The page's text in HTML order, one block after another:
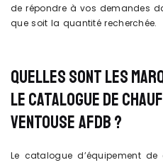
de répondre à vos demandes
que soit la quantité recherchée.
QUELLES SONT LES
LE CATALOGUE DE
VENTOUSE AFDB ?
Le catalogue d’équipement de